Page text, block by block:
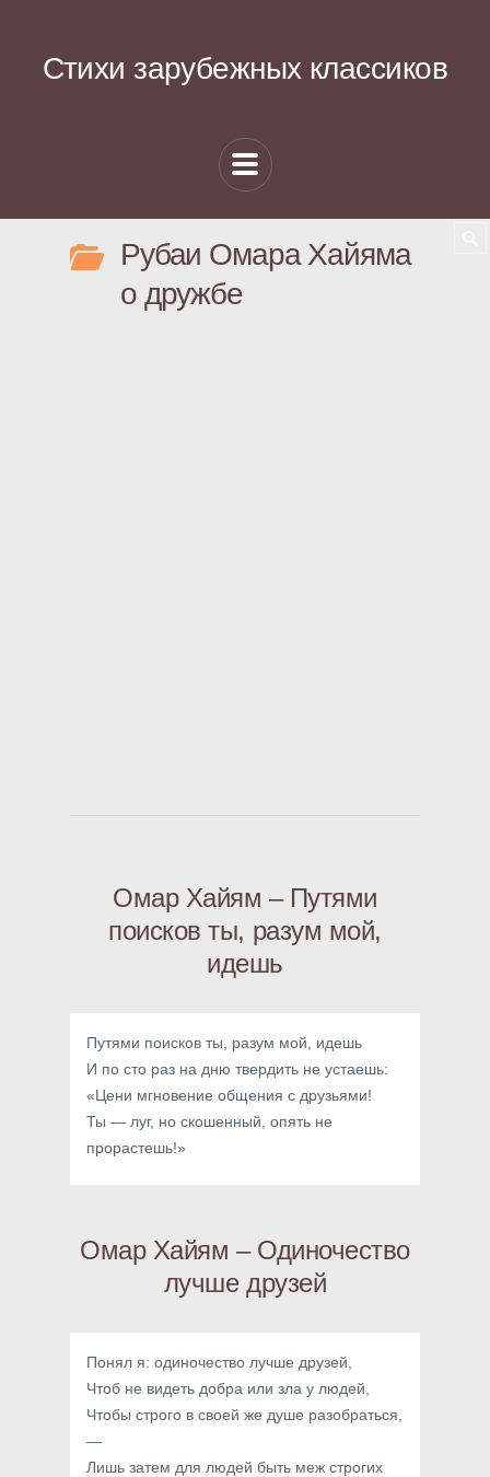
Стихи зарубежных классиков
Рубаи Омара Хайяма
о дружбе
Омар Хайям – Путями
поисков ты, разум мой,
идешь
Путями поисков ты, разум мой, идешь
И по сто раз на дню твердить не устаешь:
«Цени мгновение общения с друзьями!
Ты — луг, но скошенный, опять не
прорастешь!»
Омар Хайям – Одиночество
лучше друзей
Понял я: одиночество лучше друзей,
Чтоб не видеть добра или зла у людей,
Чтобы строго в своей же душе разобраться,
—
Лишь затем для людей быть меж строгих